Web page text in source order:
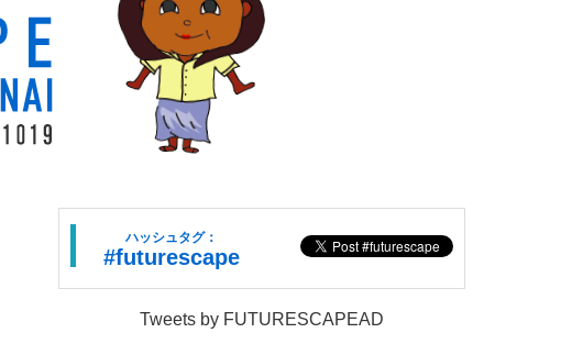
ハッシュタグ：
#futurescape
Tweets by FUTURESCAPEAD